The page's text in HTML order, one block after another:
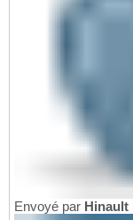
Envoyé par Hinault